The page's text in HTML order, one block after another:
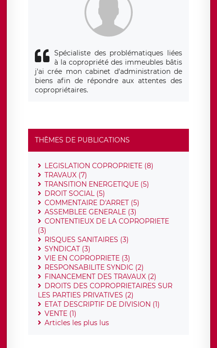
Spécialiste des problématiques liées
à la copropriété des immeubles bâtis
j'ai crée mon cabinet d'administration de
biens afin de répondre aux attentes des
copropriétaires.
THÈMES DE PUBLICATIONS
LEGISLATION COPROPRIETE (8)
TRAVAUX (7)
TRANSITION ENERGETIQUE (5)
DROIT SOCIAL (5)
COMMENTAIRE D'ARRET (5)
ASSEMBLEE GENERALE (3)
CONTENTIEUX DE LA COPROPRIETE
(3)
RISQUES SANITAIRES (3)
SYNDICAT (3)
VIE EN COPROPRIETE (3)
RESPONSABILITE SYNDIC (2)
FINANCEMENT DES TRAVAUX (2)
DROITS DES COPROPRIETAIRES SUR
LES PARTIES PRIVATIVES (2)
ETAT DESCRIPTIF DE DIVISION (1)
VENTE (1)
Articles les plus lus